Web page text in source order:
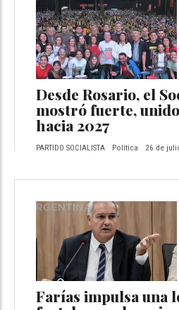
Desde Rosario, el
mostró fuerte,
hacia 2027
PARTIDO SOCIALISTA Política 26 de
Farías impulsa una